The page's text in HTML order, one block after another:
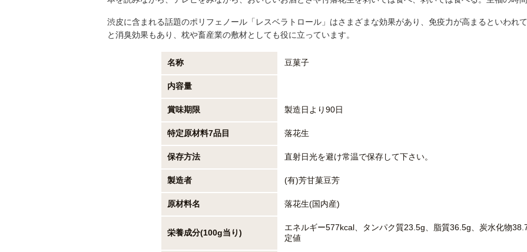
渋皮に含まれる話題のポリフェノール「レスベラトロール」はさまざまな効果があり、免疫力が高まるといわれ
と消臭効果もあり、枕や畜産業の敷材としても役に立っています。
名称 豆菓子
内容量
賞味期限 製造日より90日
特定原材料7品目 落花生
保存方法 直射日光を避け常温で保存して下さい。
製造者 (有)芳甘菓豆芳
原材料名 落花生(国内産)
栄養成分(100g当り)
エネルギー577kcal、タンパク質23.5g、脂質36.5g、炭水化物
定値